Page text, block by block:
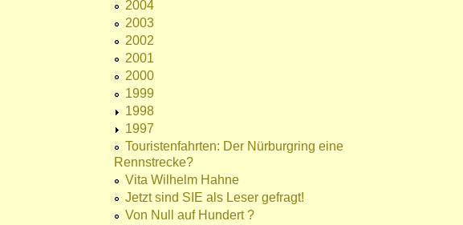
2004
2003
2002
2001
2000
1999
1998
1997
Touristenfahrten: Der Nürburgring eine
Rennstrecke?
Vita Wilhelm Hahne
Jetzt sind SIE als Leser gefragt!
Von Null auf Hundert ?